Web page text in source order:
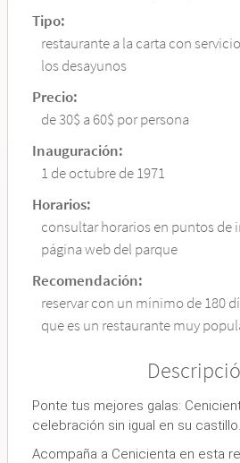
Tipo:
restaurante a la carta con
los desayunos
Precio:
de 30$ a 60$ por persona
Inauguración:
1 de octubre de 1971
Horarios:
consultar horarios en puntos de
página web del parque
Recomendación:
reservar con un mínimo de 180
que es un restaurante muy
Ponte tus mejores galas:
celebración sin igual en su castillo.
Acompaña a Cenicienta en esta